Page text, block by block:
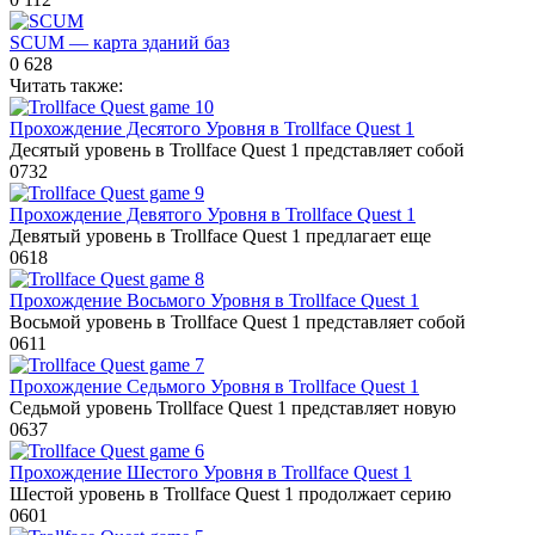
SCUM — карта зданий баз
0 628
Читать также:
Прохождение Десятого Уровня в Trollface Quest 1
Десятый уровень в Trollface Quest 1 представляет собой
0732
Прохождение Девятого Уровня в Trollface Quest 1
Девятый уровень в Trollface Quest 1 предлагает еще
0618
Прохождение Восьмого Уровня в Trollface Quest 1
Восьмой уровень в Trollface Quest 1 представляет собой
0611
Прохождение Седьмого Уровня в Trollface Quest 1
Седьмой уровень Trollface Quest 1 представляет новую
0637
Прохождение Шестого Уровня в Trollface Quest 1
Шестой уровень в Trollface Quest 1 продолжает серию
0601